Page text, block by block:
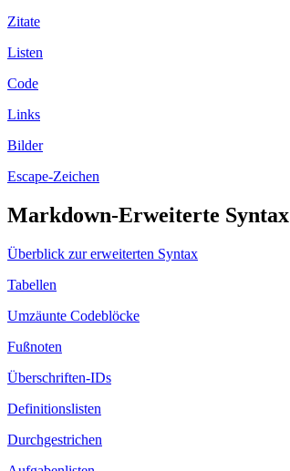
Zitate
Listen
Code
Links
Bilder
Escape-Zeichen
Markdown-Erweiterte Syntax
Überblick zur erweiterten Syntax
Tabellen
Umzäunte Codeblöcke
Fußnoten
Überschriften-IDs
Definitionslisten
Durchgestrichen